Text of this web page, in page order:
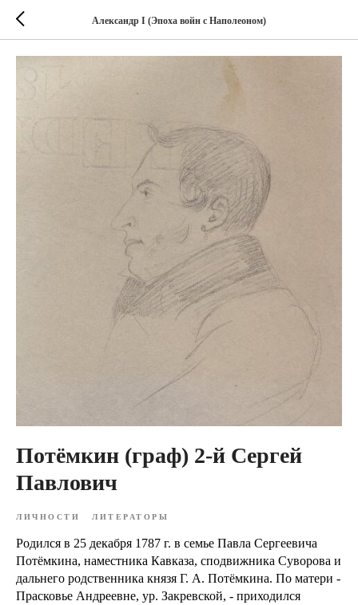
Александр I (Эпоха войн с Наполеоном)
Потёмкин (граф) 2-й Сергей
Павлович
ЛИЧНОСТИ ЛИТЕРАТОРЫ
Родился в 25 декабря 1787 г. в семье Павла Сергеевича
Потёмкина, наместника Кавказа, сподвижника Суворова и
дальнего родственника князя Г. А. Потёмкина. По матери -
Прасковье Андреевне, ур. Закревской, - приходился